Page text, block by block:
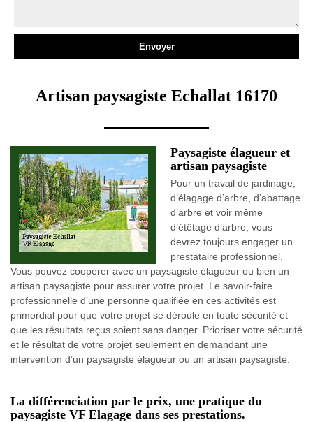
Artisan paysagiste Echallat 16170
Paysagiste élagueur et
artisan paysagiste
Pour un travail de jardinage,
d’élagage d’arbre, d’abattage
d’arbre et voir même
d’étêtage d’arbre, vous
devrez toujours engager un
prestataire professionnel.
Vous pouvez coopérer avec un paysagiste élagueur ou bien un
artisan paysagiste pour assurer votre projet. Le savoir-faire
professionnelle d’une personne qualifiée en ces activités est
primordial pour que votre projet se déroule en toute sécurité et
que les résultats reçus soient sans danger. Prioriser votre sécurité
et le résultat de votre projet seulement en demandant une
intervention d’un paysagiste élagueur ou un artisan paysagiste.
La différenciation par le prix, une pratique du
paysagiste VF Elagage dans ses prestations.